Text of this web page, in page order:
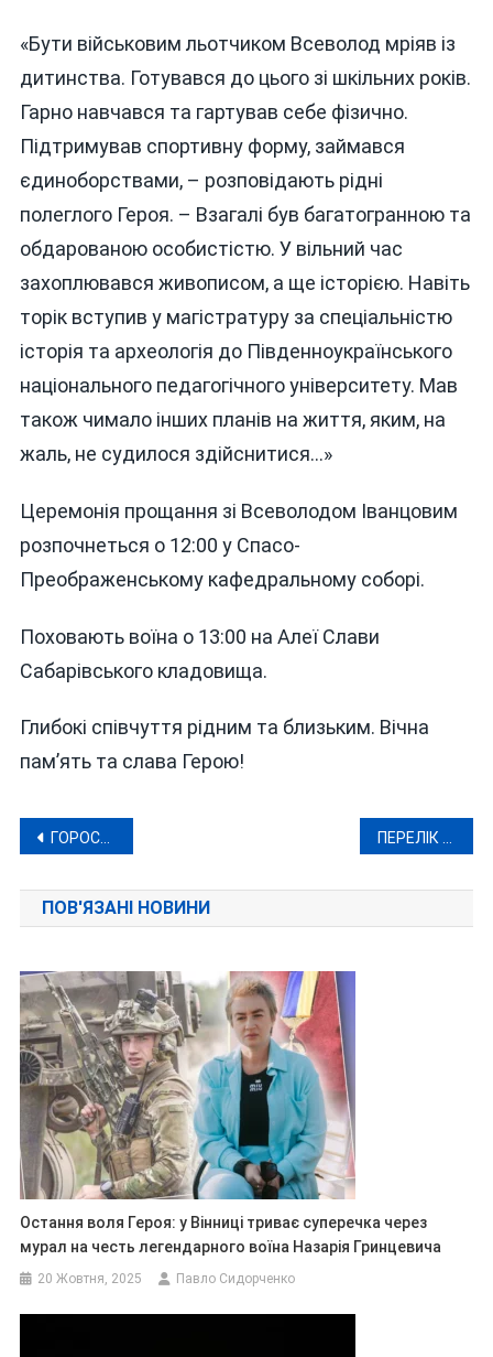
«Бути військовим льотчиком Всеволод мріяв із
дитинства. Готувався до цього зі шкільних років.
Гарно навчався та гартував себе фізично.
Підтримував спортивну форму, займався
єдиноборствами, – розповідають рідні
полеглого Героя. – Взагалі був багатогранною та
обдарованою особистістю. У вільний час
захоплювався живописом, а ще історією. Навіть
торік вступив у магістратуру за спеціальністю
історія та археологія до Південноукраїнського
національного педагогічного університету. Мав
також чимало інших планів на життя, яким, на
жаль, не судилося здійснитися…»
Церемонія прощання зі Всеволодом Іванцовим
розпочнеться о 12:00 у Спасо-
Преображенському кафедральному соборі.
Поховають воїна о 13:00 на Алеї Слави
Сабарівського кладовища.
Глибокі співчуття рідним та близьким. Вічна
пам’ять та слава Герою!
Навігація
записів
ГОРОСКОП НА 17 КВІТНЯ 2024 РОКУ
ПОВ'ЯЗАНІ НОВИНИ
Остання воля Героя: у Вінниці триває суперечка через
мурал на честь легендарного воїна Назарія Гринцевича
20 Жовтня, 2025 Павло Сидорченко